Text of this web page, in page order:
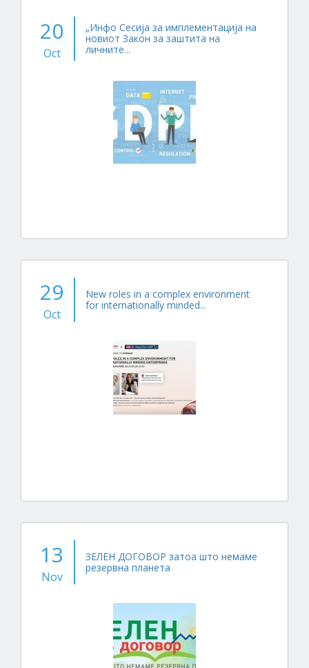
20
Oct
„Инфо Сесија за имплементација на
новиот Закон за заштита на
личните...
29
Oct
New roles in a complex environment
for internationally minded...
13
Nov
ЗЕЛЕН ДОГОВОР затоа што немаме
резервна планета